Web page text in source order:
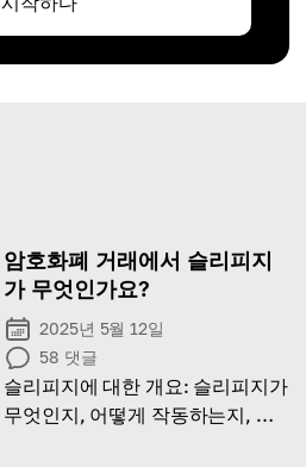
암호화폐 거래에서 슬리피지
가 무엇인가요?
2025년 5월 12일
58 댓글
슬리피지에 대한 개요: 슬리피지가
무엇인지, 어떻게 작동하는지, 그